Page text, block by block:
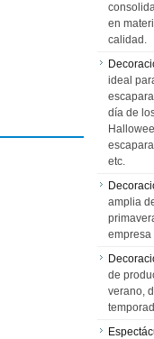
en
calidad.
ideal
día de
etc.
amplia
empresa
de
verano,